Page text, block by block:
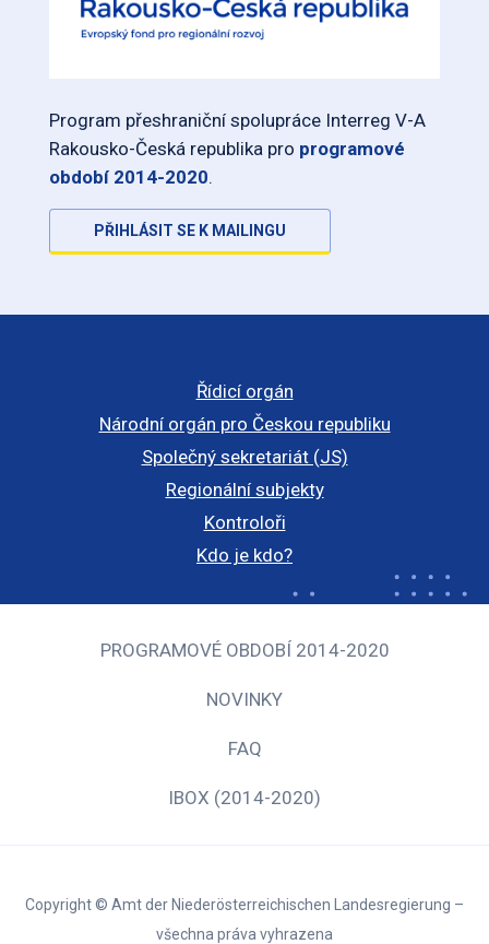
Program přeshraniční spolupráce Interreg V-A
Rakousko-Česká republika pro programové
období 2014-2020.
PŘIHLÁSIT SE K MAILINGU
Řídicí orgán
Národní orgán pro Českou republiku
Společný sekretariát (JS)
Regionální subjekty
Kontroloři
Kdo je kdo?
PROGRAMOVÉ OBDOBÍ 2014-2020
NOVINKY
FAQ
IBOX (2014-2020)
Copyright © Amt der Niederösterreichischen Landesregierung –
všechna práva vyhrazena